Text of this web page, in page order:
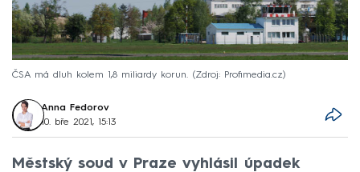
ČSA má dluh kolem 1,8 miliardy korun. Zdroj: Profimedia.cz
Anna Fedorov
10. bře 2021, 15:13
Městský soud v Praze vyhlásil úpadek